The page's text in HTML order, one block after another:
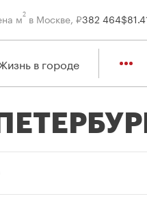
м2 в Москве, ₽382 464$
в городе